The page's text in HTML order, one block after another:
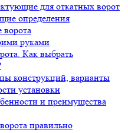
для откатных ворот
определения
руками
Как выбрать
конструкций, варианты
установки
и преимущества
правильно